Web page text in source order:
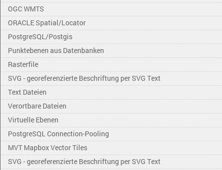
OGC WMTS
ORACLE Spatial/Locator
PostgreSQL/Postgis
Punktebenen aus Datenbanken
Rasterfile
SVG - georeferenzierte Beschriftung per SVG Text
Text Dateien
Verortbare Dateien
Virtuelle Ebenen
PostgreSQL Connection-Pooling
MVT Mapbox Vector Tiles
SVG - georeferenzierte Beschriftung per SVG Text